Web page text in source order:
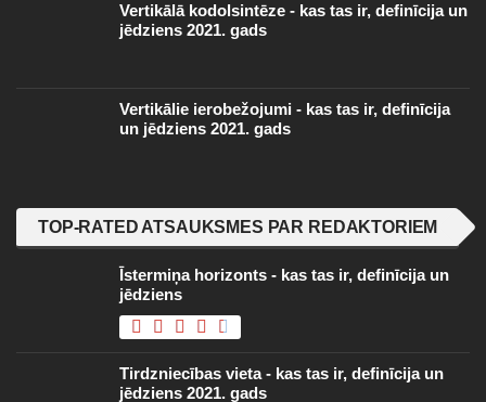
Vertikālā kodolsintēze - kas tas ir, definīcija un
jēdziens 2021. gads
Vertikālie ierobežojumi - kas tas ir, definīcija
un jēdziens 2021. gads
TOP-RATED ATSAUKSMES PAR REDAKTORIEM
Īstermiņa horizonts - kas tas ir, definīcija un
jēdziens
Tirdzniecības vieta - kas tas ir, definīcija un
jēdziens 2021. gads